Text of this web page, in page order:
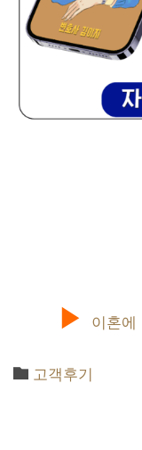
▶︎ 이혼에
 Category
고객후기